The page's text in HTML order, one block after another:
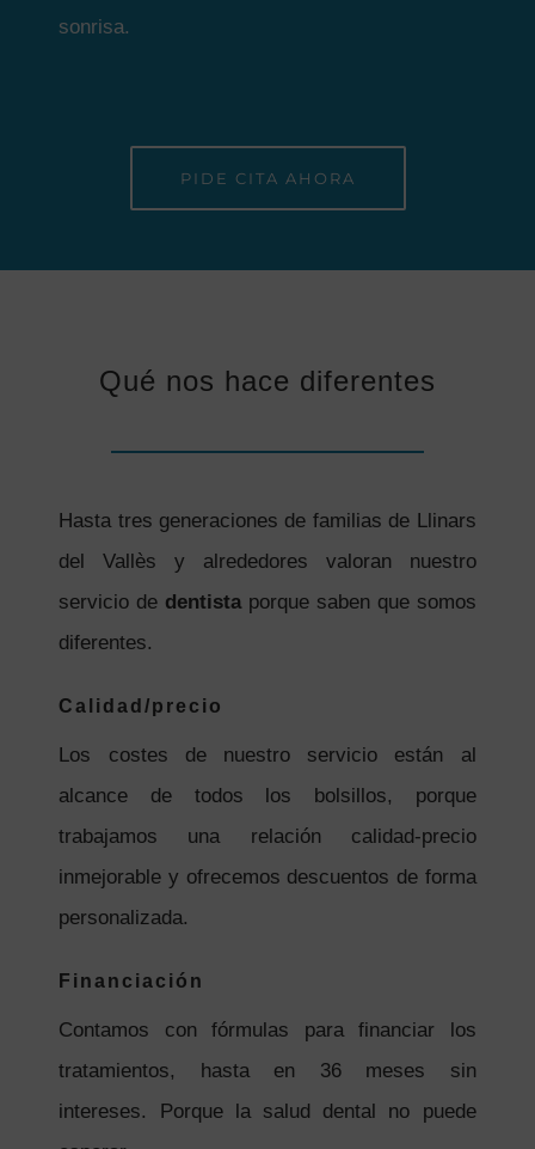
sonrisa.
PIDE CITA AHORA
Qué nos hace diferentes
Hasta tres generaciones de familias de Llinars
del Vallès y alrededores valoran nuestro
servicio de dentistaporque saben que somos
diferentes.
Calidad/precio
Los costes de nuestro servicio están al
alcance de todos los bolsillos, porque
trabajamos una relación calidad-precio
inmejorable y ofrecemos descuentos de forma
personalizada.
Financiación
Contamos con fórmulas para financiar los
tratamientos, hasta en 36 meses sin
intereses. Porque la salud dental no puede